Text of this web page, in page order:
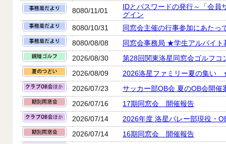
8080/11/01
IDとパスワードの発行～「会員
グイン
8080/10/31
同窓会主催の行事参加にあたっ
8080/08/08
同窓会事務局 ★学生アルバイ
2026/08/30
第28回関東洛星同窓会ゴルフコ
2026/08/09
2026洛星ファミリー夏の集い
2026/07/23
サッカー部OB会 夏のOB会開催
2026/07/16
17期同窓会 開催報告
2026/07/14
2026年度 洛星バレー部現役・
2026/07/14
16期同窓会 開催報告